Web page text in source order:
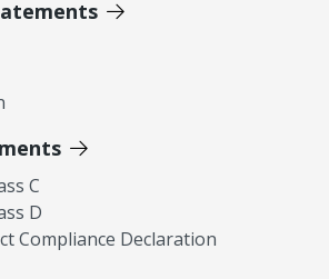
C
D
Compliance Declaration